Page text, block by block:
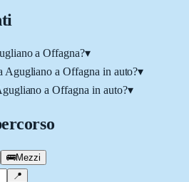
a Offagna?▾
Agugliano a Offagna in auto?▾
a Offagna in auto?▾
🚌Mezzi
📍